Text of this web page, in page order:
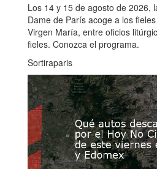
Los 14 y 15 de agosto de 2026,
Dame de París acoge a los
Virgen María, entre oficios
fieles. Conozca el programa.
Sortiraparis